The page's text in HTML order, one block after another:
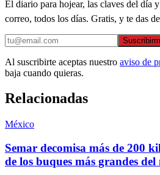
El diario para hojear, las claves del día
correo, todos los días. Gratis, y te das
Al suscribirte aceptas nuestro aviso de
baja cuando quieras.
Relacionadas
México
Semar decomisa más de 200
de los buques más grandes